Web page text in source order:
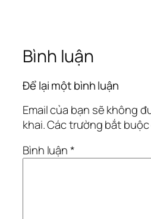
Bình luận
Để lại một bình luận
Email của bạn sẽ không
khai.Các trường bắt
Bình luận*